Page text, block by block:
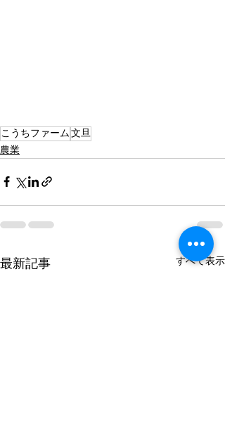
こうちファーム文旦
農業
最新記事 すべて表示